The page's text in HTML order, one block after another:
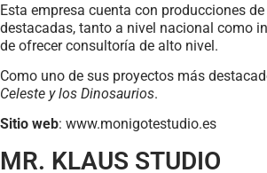
Esta empresa cuenta con producciones
destacadas, tanto a nivel nacional como
de ofrecer consultoría de alto nivel.
Como uno de sus proyectos más
Celeste y los Dinosaurios.
Sitio web: www.monigotestudio.es
MR. KLAUS STUDIO